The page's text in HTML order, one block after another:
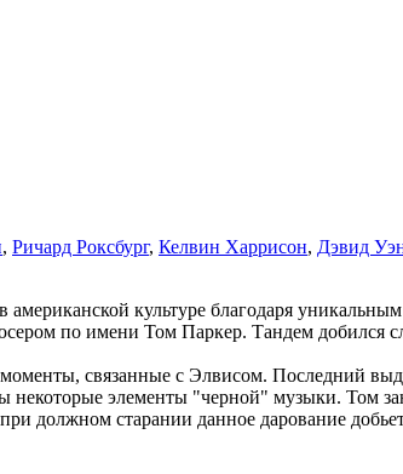
, Ричард Роксбург, Келвин Харрисон, Дэвид
культуре благодаря
по имени Том Паркер. Тандем добился
связанные с Элвисом. Последний
некоторые элементы "черной" музыки. Том
должном старании данное дарование